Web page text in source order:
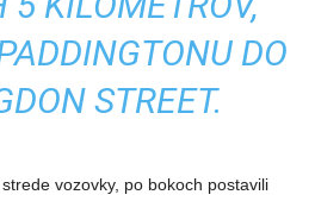
DO
STREET.
vozovky, po bokoch postavili